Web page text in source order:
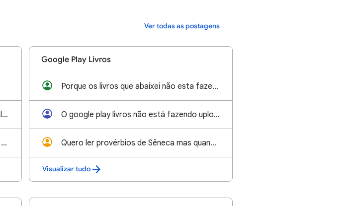
Ver todas as postagens
Não está dando para baixar ou atualizar alguns aplicativos,sempre aparece tente novamente
Eu não estou conseguindo baixar um jogo por que é incompatível com o meu celular isso é estressante
Google Play Livros
Porque os livros que abaixei não esta fazendo upload?
O google play livros não está fazendo upload dos arquivos e nem fazendo download
Quero ler provérbios de Sêneca mas quando clico para ler fala que ta indisponível, n da pra lê
Visualizar tudo